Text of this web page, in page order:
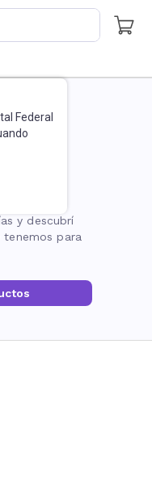
Federal
y descubrí
para